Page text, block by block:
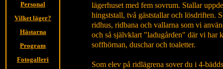
lägerhuset med fem sovrum. Stallar
hingststall, två gäststallar och lösdriften.
ridhus, ridbana och vallarna som vi
och så självklart "ladugården" där vi har
soffhörnan, duschar och toaletter.
Som elev på ridlägrena sover du i 4-
Personal
Vilket läger?
Hästarna
Program
Fotogalleri